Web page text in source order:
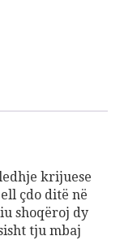
krijuese
çdo ditë në
shoqëroj dy
tju mbaj